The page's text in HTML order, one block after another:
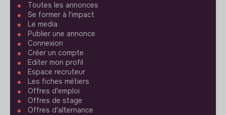
Toutes les annonces
Se former à l'impact
Le media
Publier une annonce
Connexion
Créer un compte
Editer mon profil
Espace recruteur
Les fiches métiers
Offres d'emploi
Offres de stage
Offres d'alternance